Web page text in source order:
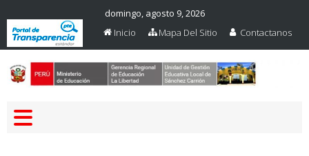
domingo, agosto 9, 2026
Inicio
Mapa Del Sitio Contactanos